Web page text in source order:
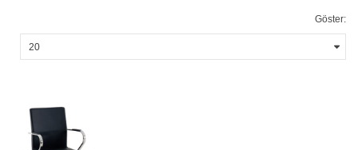
Göster: